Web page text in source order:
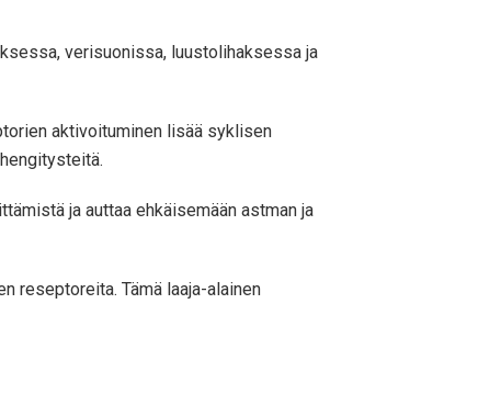
verisuonissa, luustolihaksessa ja
aktivoituminen lisää syklisen
ja auttaa ehkäisemään astman ja
reseptoreita. Tämä laaja-alainen